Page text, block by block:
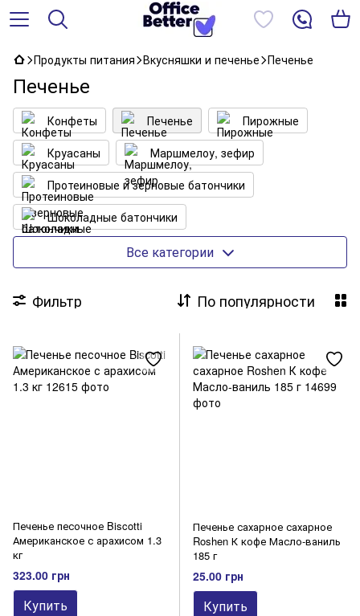
Продукты питания Вкусняшки и печенье Печенье
Печенье
Конфеты Печенье
Пирожные
Круасаны
Маршмелоу, зефир
Протеиновые и зерновые батончики
Шоколадные батончики
Натуральные сладости
Вафли
Все категории
Фильтр По популярности
Печенье песочное Biscotti
Американское с арахисом 1.3
кг
323.00 грн
Купить
Печенье сахарное сахарное
Roshen К кофе Масло-ваниль
185 г
25.00 грн
Купить